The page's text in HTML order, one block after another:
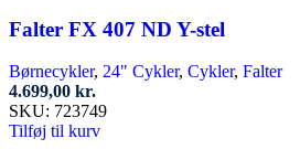
Falter FX 407 ND Y-stel
Børnecykler, 24" Cykler, Cykler, Falter
4.699,00 kr.
SKU: 723749
Tilføj til kurv